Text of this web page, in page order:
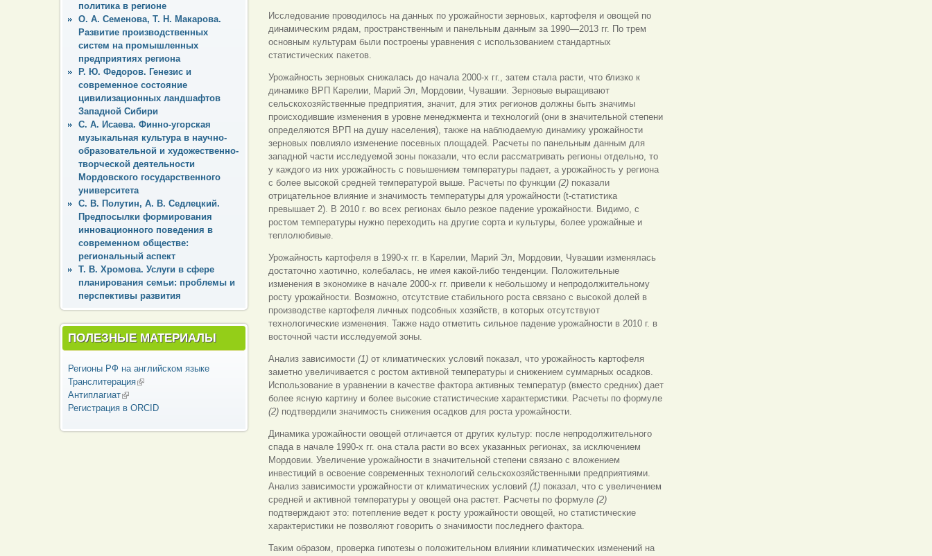
политика в регионе
О. А. Семенова, Т. Н. Макарова.
Развитие производственных
систем на промышленных
предприятиях региона
Р. Ю. Федоров. Генезис и
современное состояние
цивилизационных ландшафтов
Западной Сибири
С. А. Исаева. Финно-угорская
музыкальная культура в научно-
образовательной и художественно-
творческой деятельности
Мордовского государственного
университета
С. В. Полутин, А. В. Седлецкий.
Предпосылки формирования
инновационного поведения в
современном обществе:
региональный аспект
Т. В. Хромова. Услуги в сфере
планирования семьи: проблемы и
перспективы развития
ПОЛЕЗНЫЕ МАТЕРИАЛЫ
Регионы РФ на английском языке
Транслитерация(внешняя ссылка)
Антиплагиат(внешняя ссылка)
Регистрация в ORCID
Исследование проводилось на данных по урожайности зерновых, картофеля и овощей по
динамическим рядам, пространственным и панельным данным за 1990—2013 гг. По трем
основным культурам были построены уравнения с использованием стандартных
статистических пакетов.
Урожайность зерновых снижалась до начала 2000-х гг., затем стала расти, что близко к
динамике ВРП Карелии, Марий Эл, Мордовии, Чувашии. Зерновые выращивают
сельскохозяйственные предприятия, значит, для этих регионов должны быть значимы
происходившие изменения в уровне менеджмента и технологий (они в значительной степени
определяются ВРП на душу населения), также на наблюдаемую динамику урожайности
зерновых повлияло изменение посевных площадей. Расчеты по панельным данным для
западной части исследуемой зоны показали, что если рассматривать регионы отдельно, то
у каждого из них урожайность с повышением температуры падает, а урожайность у региона
с более высокой средней температурой выше. Расчеты по функции (2) показали
отрицательное влияние и значимость температуры для урожайности (t-статистика
превышает 2). В 2010 г. во всех регионах было резкое падение урожайности. Видимо, с
ростом температуры нужно переходить на другие сорта и культуры, более урожайные и
теплолюбивые.
Урожайность картофеля в 1990-х гг. в Карелии, Марий Эл, Мордовии, Чувашии изменялась
достаточно хаотично, колебалась, не имея какой-либо тенденции. Положительные
изменения в экономике в начале 2000-х гг. привели к небольшому и непродолжительному
росту урожайности. Возможно, отсутствие стабильного роста связано с высокой долей в
производстве картофеля личных подсобных хозяйств, в которых отсутствуют
технологические изменения. Также надо отметить сильное падение урожайности в 2010 г. в
восточной части исследуемой зоны.
Анализ зависимости (1) от климатических условий показал, что урожайность картофеля
заметно увеличивается с ростом активной температуры и снижением суммарных осадков.
Использование в уравнении в качестве фактора активных температур (вместо средних) дает
более ясную картину и более высокие статистические характеристики. Расчеты по формуле
(2) подтвердили значимость снижения осадков для роста урожайности.
Динамика урожайности овощей отличается от других культур: после непродолжительного
спада в начале 1990-х гг. она стала расти во всех указанных регионах, за исключением
Мордовии. Увеличение урожайности в значительной степени связано с вложением
инвестиций в освоение современных технологий сельскохозяйственными предприятиями.
Анализ зависимости урожайности от климатических условий (1) показал, что с увеличением
средней и активной температуры у овощей она растет. Расчеты по формуле (2)
подтверждают это: потепление ведет к росту урожайности овощей, но статистические
характеристики не позволяют говорить о значимости последнего фактора.
Таким образом, проверка гипотезы о положительном влиянии климатических изменений на